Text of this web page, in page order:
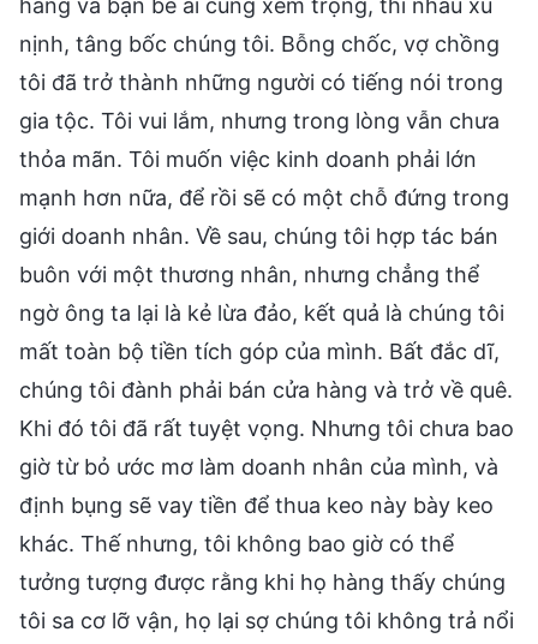
nịnh, tâng bốc chúng tôi. Bỗng chốc, vợ chồng
tôi đã trở thành những người có tiếng nói trong
gia tộc. Tôi vui lắm, nhưng trong lòng vẫn chưa
thỏa mãn. Tôi muốn việc kinh doanh phải lớn
mạnh hơn nữa, để rồi sẽ có một chỗ đứng trong
giới doanh nhân. Về sau, chúng tôi hợp tác bán
buôn với một thương nhân, nhưng chẳng thể
ngờ ông ta lại là kẻ lừa đảo, kết quả là chúng tôi
mất toàn bộ tiền tích góp của mình. Bất đắc dĩ,
chúng tôi đành phải bán cửa hàng và trở về quê.
Khi đó tôi đã rất tuyệt vọng. Nhưng tôi chưa bao
giờ từ bỏ ước mơ làm doanh nhân của mình, và
định bụng sẽ vay tiền để thua keo này bày keo
khác. Thế nhưng, tôi không bao giờ có thể
tưởng tượng được rằng khi họ hàng thấy chúng
tôi sa cơ lỡ vận, họ lại sợ chúng tôi không trả nổi